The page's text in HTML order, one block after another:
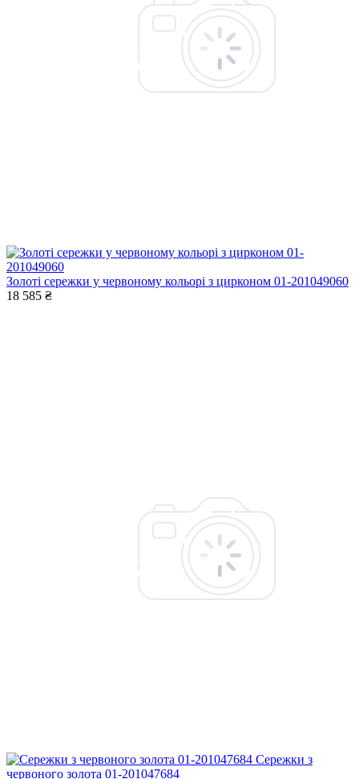
Золоті сережки у червоному кольорі з цирконом 01-201049060
18 585 ₴
Сережки з
червоного золота 01-201047684